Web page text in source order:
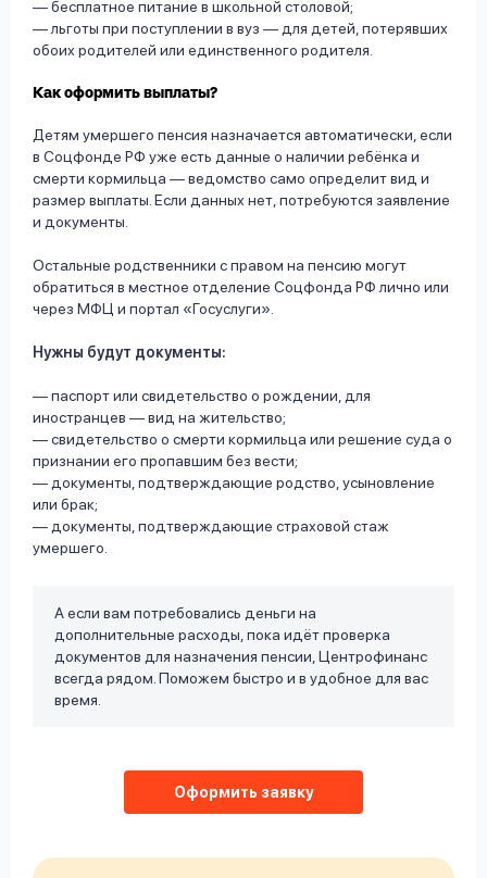
— бесплатное питание в школьной столовой;
— льготы при поступлении в вуз — для детей, потерявших
обоих родителей или единственного родителя.
Как оформить выплаты?
Детям умершего пенсия назначается автоматически, если
в Соцфонде РФ уже есть данные о наличии ребёнка и
смерти кормильца — ведомство само определит вид и
размер выплаты. Если данных нет, потребуются заявление
и документы.
Остальные родственники с правом на пенсию могут
обратиться в местное отделение Соцфонда РФ лично или
через МФЦ и портал «Госуслуги».
Нужны будут документы:
— паспорт или свидетельство о рождении, для
иностранцев — вид на жительство;
— свидетельство о смерти кормильца или решение суда о
признании его пропавшим без вести;
— документы, подтверждающие родство, усыновление
или брак;
— документы, подтверждающие страховой стаж
умершего.
А если вам потребовались деньги на
дополнительные расходы, пока идёт проверка
документов для назначения пенсии, Центрофинанс
всегда рядом. Поможем быстро и в удобное для вас
время.
Оформить заявку